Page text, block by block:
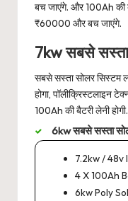
बच जाएंगे. और 100Ah
₹60000 और बच जाएंगे.
7kw सबसे
सबसे सस्ता सोलर सिस्टम
होगा, पॉलीक्रिस्टलाइन
100Ah की बैटरी लेनी होगी.
6kw सबसे सस्ता
7.2kw / 48v
4 X 100Ah
6kw Poly